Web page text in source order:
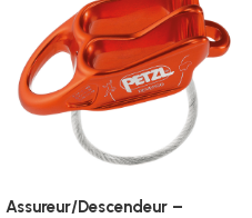
Assureur/Descendeur –